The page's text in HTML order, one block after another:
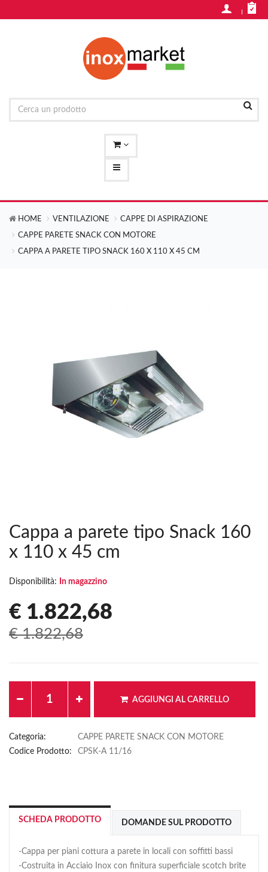
HOME VENTILAZIONE CAPPE DI ASPIRAZIONE
CAPPE PARETE SNACK CON MOTORE
CAPPA A PARETE TIPO SNACK 160 X 110 X 45 CM
Cappa a parete tipo Snack 160
x 110 x 45 cm
Disponibilità: In magazzino
€ 1.822,68
€ 1.822,68
AGGIUNGI AL CARRELLO
Categoria:
CAPPE PARETE SNACK CON MOTORE
Codice Prodotto:
CPSK-A 11/16
SCHEDA PRODOTTO DOMANDE SUL PRODOTTO
-Cappa per piani cottura a parete in locali con soffitti bassi
-Costruita in Acciaio Inox con finitura superficiale scotch brite